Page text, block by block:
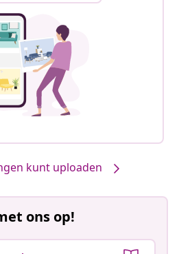
stijl #sharemevidaxl
kunt uploaden
ons op!